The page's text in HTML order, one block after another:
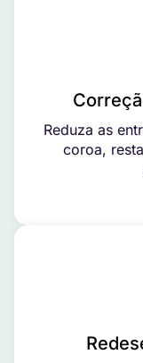
Reduza as
coroa,